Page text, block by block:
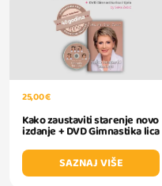
25,00 €
Kako zaustaviti starenje novo
izdanje + DVD Gimnastika lica
SAZNAJ VIŠE